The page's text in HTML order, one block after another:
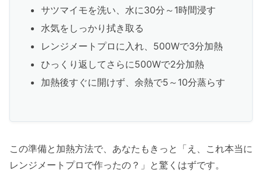
サツマイモを洗い、水に30分～1時間浸す
水気をしっかり拭き取る
レンジメートプロに入れ、500Wで3分加熱
ひっくり返してさらに500Wで2分加熱
加熱後すぐに開けず、余熱で5～10分蒸らす
この準備と加熱方法で、あなたもきっと「え、これ本当に
レンジメートプロで作ったの？」と驚くはずです。